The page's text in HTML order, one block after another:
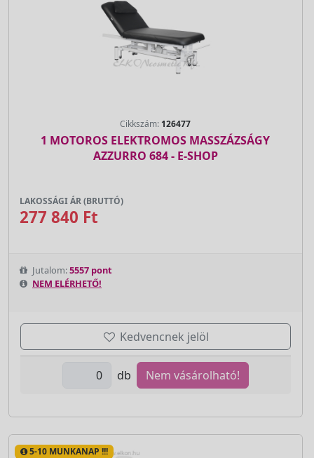
Cikkszám: 126477
1 MOTOROS ELEKTROMOS MASSZÁZSÁGY
AZZURRO 684 - E-SHOP
LAKOSSÁGI ÁR (BRUTTÓ)
277 840 Ft
Jutalom:5557 pont
NEM ELÉRHETŐ!
Kedvencnek jelöl
db Nem vásárolható!
5-10 MUNKANAP !!!